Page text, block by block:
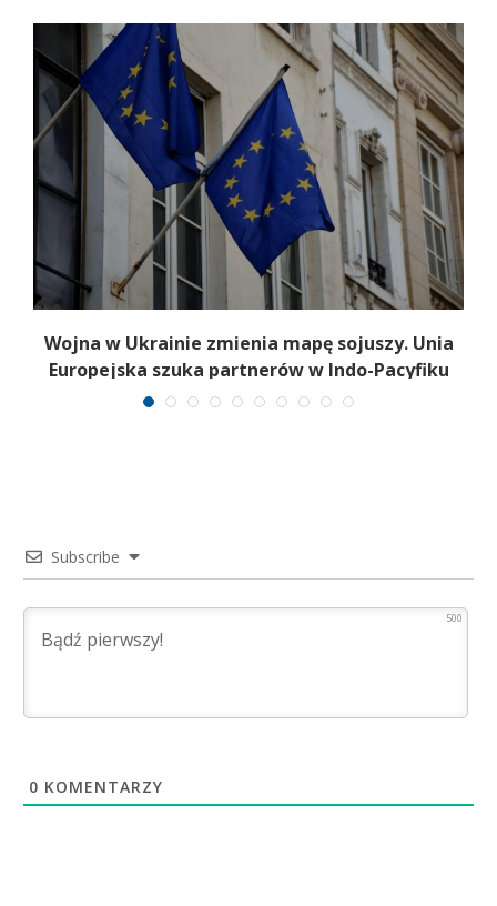
Wojna w Ukrainie zmienia mapę sojuszy. Unia
Europejska szuka partnerów w Indo-Pacyfiku
Subscribe
500
0 KOMENTARZY